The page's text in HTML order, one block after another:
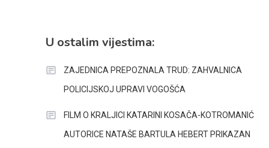
U ostalim vijestima:
ZAJEDNICA PREPOZNALA TRUD: ZAHVALNICA
POLICIJSKOJ UPRAVI VOGOŠĆA
FILM O KRALJICI KATARINI KOSAČA-KOTROMANIĆ
AUTORICE NATAŠE BARTULA HEBERT PRIKAZAN